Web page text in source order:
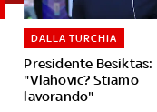
Presidente Besiktas:
"Vlahovic? Stiamo
lavorando"
DALLA TURCHIA